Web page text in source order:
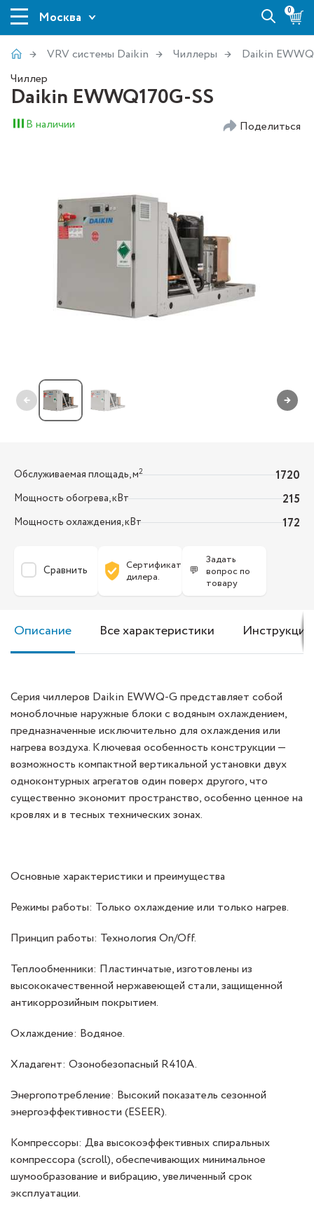
Москва 0
VRV системы Daikin Чиллеры
Daikin
Чиллер
Daikin EWWQ170G-SS
В наличии Поделиться
← →
Обслуживаемая площадь, м2 1720
Мощность обогрева, кВт 215
Мощность охлаждения, кВт 172
Сравнить
Сертификат
дилера.
💬
Задать
вопрос по
товару
Описание Все характеристики Инструкция
Серия чиллеров Daikin EWWQ-G представляет собой
моноблочные наружные блоки с водяным охлаждением,
предназначенные исключительно для охлаждения или
нагрева воздуха. Ключевая особенность конструкции —
возможность компактной вертикальной установки двух
одноконтурных агрегатов один поверх другого, что
существенно экономит пространство, особенно ценное на
кровлях и в тесных технических зонах.
Основные характеристики и преимущества
Режимы работы: Только охлаждение или только нагрев.
Принцип работы: Технология On/Off.
Теплообменники: Пластинчатые, изготовлены из
высококачественной нержавеющей стали, защищенной
антикоррозийным покрытием.
Охлаждение: Водяное.
Хладагент: Озонобезопасный R410A.
Энергопотребление: Высокий показатель сезонной
энергоэффективности (ESEER).
Компрессоры: Два высокоэффективных спиральных
компрессора (scroll), обеспечивающих минимальное
шумообразование и вибрацию, увеличенный срок
эксплуатации.